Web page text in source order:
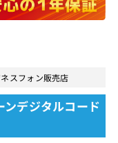
スフォン販売店
ンデジタルコード